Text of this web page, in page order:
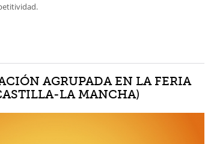
AGRUPADA EN LA FERIA
LA MANCHA)